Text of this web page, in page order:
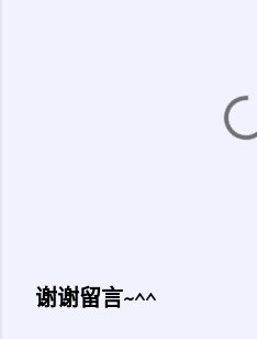
谢谢留言~^^